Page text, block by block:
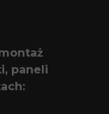
paneli